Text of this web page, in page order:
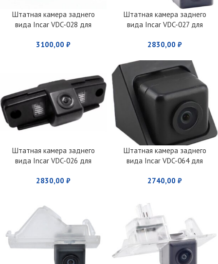
Штатная камера заднего
вида Incar VDC-028 для
Cruiser Prado 120
3100,00 ₽
Штатная камера заднего
вида Incar VDC-027 для
2830,00 ₽
Штатная камера заднего
вида Incar VDC-026 для
Forester/Impreza/Legacy/Outb
2830,00 ₽
Штатная камера заднего
вида Incar VDC-064 для
2740,00 ₽